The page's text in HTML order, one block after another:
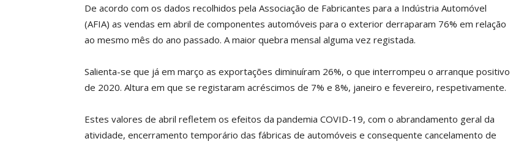
De acordo com os dados recolhidos pela Associação de Fabricantes para a Indústria Automóvel
(AFIA) as vendas em abril de componentes automóveis para o exterior derraparam 76% em relação
ao mesmo mês do ano passado. A maior quebra mensal alguma vez registada.
Salienta-se que já em março as exportações diminuíram 26%, o que interrompeu o arranque positivo
de 2020. Altura em que se registaram acréscimos de 7% e 8%, janeiro e fevereiro, respetivamente.
Estes valores de abril refletem os efeitos da pandemia COVID-19, com o abrandamento geral da
atividade, encerramento temporário das fábricas de automóveis e consequente cancelamento de